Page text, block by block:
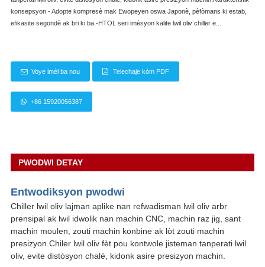
konsepsyon - Adopte kompresè mak Ewopeyen oswa Japonè, pèfòmans ki estab,
efikasite segondè ak bri ki ba.-HTOL seri imèsyon kalite lwil oliv chiller e...
Voye imèl ba nou Telechaje kòm PDF
+86 15920056387
PWODWI DETAY
Entwodiksyon pwodwi
Chiller lwil oliv lajman aplike nan refwadisman lwil oliv arbr
prensipal ak lwil idwolik nan machin CNC, machin raz jig, sant
machin moulen, zouti machin konbine ak lòt zouti machin
presizyon.Chiler lwil oliv fèt pou kontwole jisteman tanperati lwil
oliv, evite distòsyon chalè, kidonk asire presizyon machin.